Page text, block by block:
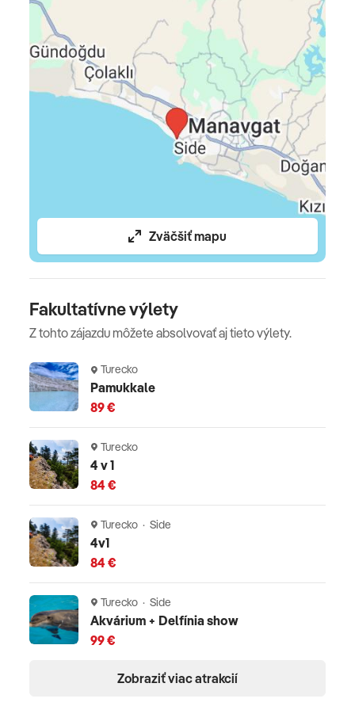
podľa počtu zvolených nocí, stravovanie podľa typu
kapacity, poistenie insolventnosti, delegáta CK na
telefóne 24/7
Celková cena nezahŕňa
Komplexné cestovné poistenie
Oficiálne hodnotenie
Zväčšiť mapu
Fakultatívne výlety
Z tohto zájazdu môžete absolvovať aj tieto výlety.
Turecko
Pamukkale
89 €
Turecko
4 v 1
84 €
Turecko · Side
4v1
84 €
Turecko · Side
Akvárium + Delfínia show
99 €
Zobraziť viac atrakcií